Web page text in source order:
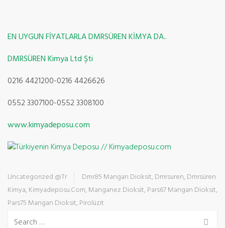
EN UYGUN FİYATLARLA DMRSÜREN KİMYA DA..
DMRSÜREN Kimya Ltd Şti
0216 4421200-0216 4426626
0552 3307100-0552 3308100
www.kimyadeposu.com
Uncategorized @tr Dmr85 Mangan Dioksit, Dmrsuren, Dmrsüren
Kimya, Kimyadeposu.com, Manganez Dioksit, Pars67 Mangan Dioksit,
Pars75 Mangan Dioksit, Pirolüzit